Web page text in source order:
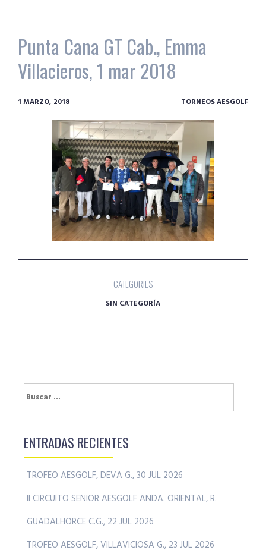
Punta Cana GT Cab., Emma
Villacieros, 1 mar 2018
1 MARZO, 2018 TORNEOS AESGOLF
CATEGORIES
SIN CATEGORÍA
Buscar:
ENTRADAS RECIENTES
TROFEO AESGOLF, DEVA G., 30 JUL 2026
II CIRCUITO SENIOR AESGOLF ANDA. ORIENTAL, R.
GUADALHORCE C.G., 22 JUL 2026
TROFEO AESGOLF, VILLAVICIOSA G., 23 JUL 2026